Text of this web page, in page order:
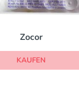
KAUFEN